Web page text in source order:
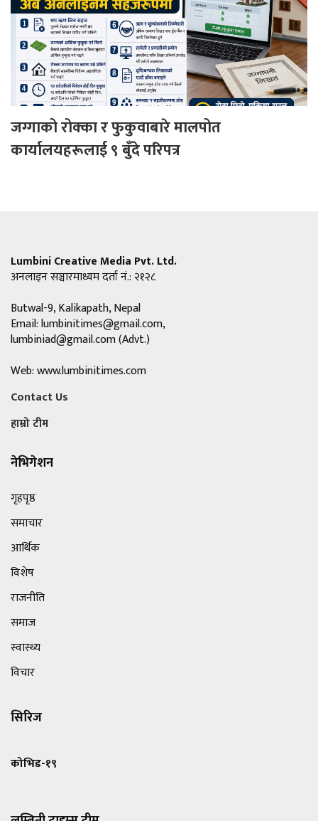
जग्गाको रोक्का र फुकुवाबारे मालपोत
कार्यालयहरूलाई ९ बुँदे परिपत्र
Lumbini Creative Media Pvt. Ltd.
अनलाइन सञ्चारमाध्यम दर्ता नं.: २१२८
Butwal-9, Kalikapath, Nepal
Email:lumbinitimes@gmail.com,
lumbiniad@gmail.com(Advt.)
Web: www.lumbinitimes.com
Contact Us
हाम्रो टीम
नेभिगेशन
गृहपृष्ठ
समाचार
आर्थिक
विशेष
राजनीति
समाज
स्वास्थ्य
विचार
सिरिज
कोभिड-१९